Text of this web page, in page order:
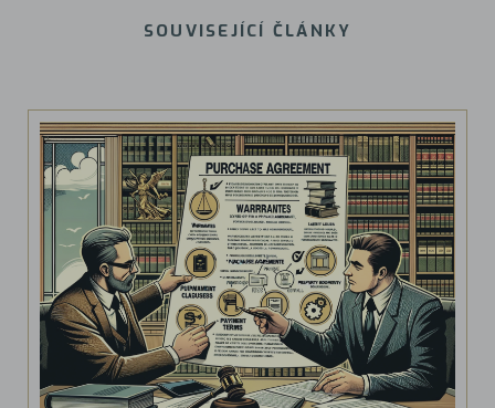
SOUVISEJÍCÍ ČLÁNKY